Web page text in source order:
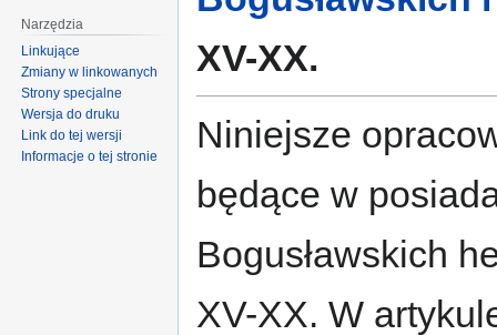
XV-XX.
Niniejsze
będące w
Bogusławskich
XV-XX. W
Narzędzia
Linkujące
Zmiany w linkowanych
Strony specjalne
Wersja do druku
Link do tej wersji
Informacje o tej stronie